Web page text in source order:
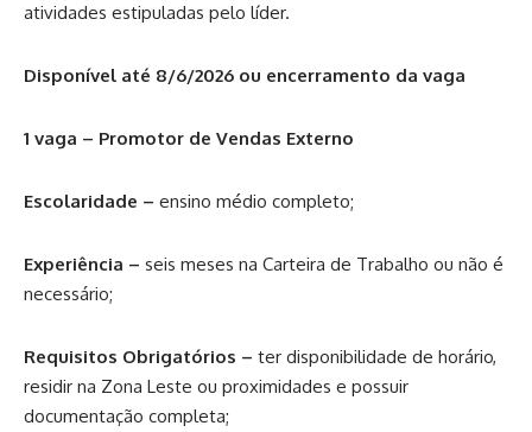
atividades estipuladas pelo líder.
Disponível até 8/6/2026 ou encerramento da vaga
1 vaga – Promotor de Vendas Externo
Escolaridade – ensino médio completo;
Experiência – seis meses na Carteira de Trabalho ou não é
necessário;
Requisitos Obrigatórios – ter disponibilidade de horário,
residir na Zona Leste ou proximidades e possuir
documentação completa;